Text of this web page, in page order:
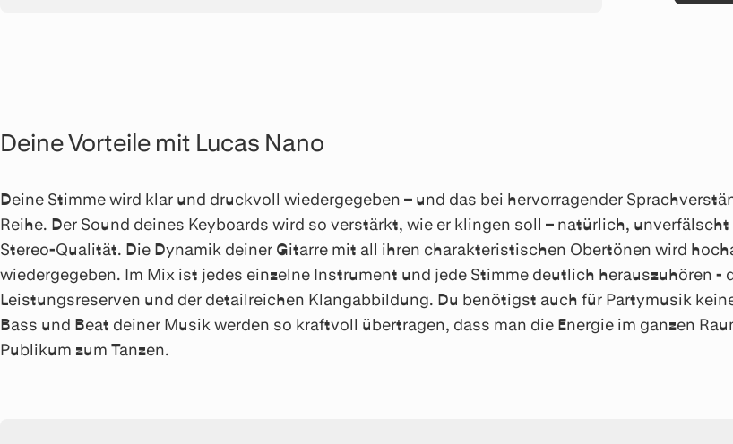
Deine Vorteile mit Lucas Nano
Deine Stimme wird klar und druckvoll wiedergegeben – und das bei hervorragender
Reihe. Der Sound deines Keyboards wird so verstärkt, wie er klingen soll – natürlich,
Stereo-Qualität. Die Dynamik deiner Gitarre mit all ihren charakteristischen Obertönen wird
wiedergegeben. Im Mix ist jedes einzelne Instrument und jede Stimme deutlich herauszuhören -
Leistungsreserven und der detailreichen Klangabbildung. Du benötigst auch für Partymusik
Bass und Beat deiner Musik werden so kraftvoll übertragen, dass man die Energie im ganzen
Publikum zum Tanzen.